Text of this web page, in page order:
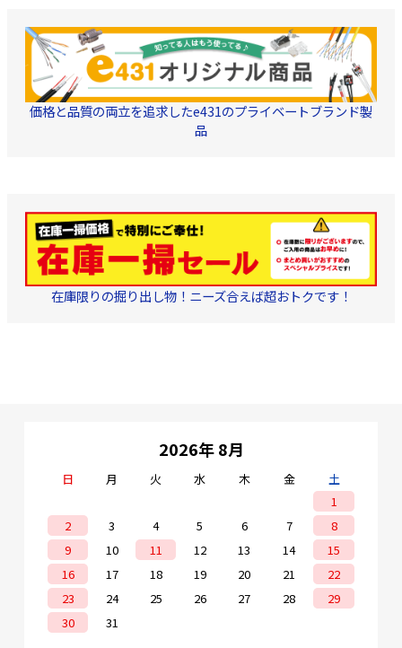
価格と品質の両立を追求したe431のプライベートブランド製
品
在庫限りの掘り出し物！ニーズ合えば超おトクです！
2026年 8月
日 月 火 水 木 金
土
1
2
3 4 5 6 7
8
9
10 11 12 13 14
15
16
17 18 19 20 21
22
23
24 25 26 27 28
29
30
31